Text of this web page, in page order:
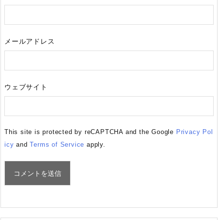
メールアドレス
ウェブサイト
This site is protected by reCAPTCHA and the Google Privacy Pol
icy andTerms of Service apply.